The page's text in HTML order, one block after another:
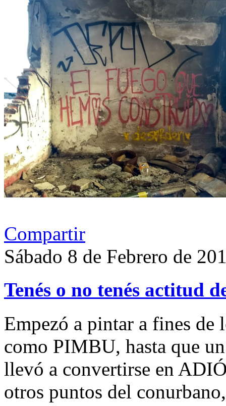
Compartir
Sábado 8 de Febrero de
Tenés o no tenés actitud
Empezó a pintar a fines de
como PIMBU, hasta que
llevó a convertirse en
otros puntos del